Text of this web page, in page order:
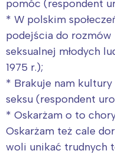
pomóc (respondent
* W polskim
podejścia do
seksualnej młodych
1975 r.);
* Brakuje nam
seksu (respondent
* Oskarżam o to
Oskarżam też cale
woli unikać trudnych